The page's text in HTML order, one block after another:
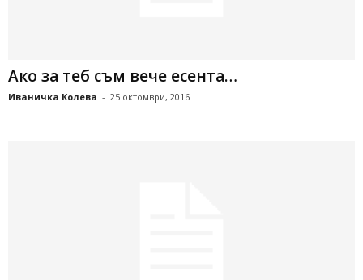
Ако за теб съм вече есента…
Иваничка Колева - 25 октомври, 2016